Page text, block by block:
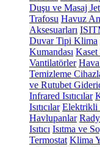
Duşu ve Masaj
Trafosu Havuz
Aksesuarları
Duvar Tipi Klima
Kumandası
Vantilatörler
Temizleme
ve Rutubet
Infrared Isıtıcılar
Isıtıcılar Elektrikli
Havlupanlar
Isıtıcı Isıtma ve
Termostat Klima